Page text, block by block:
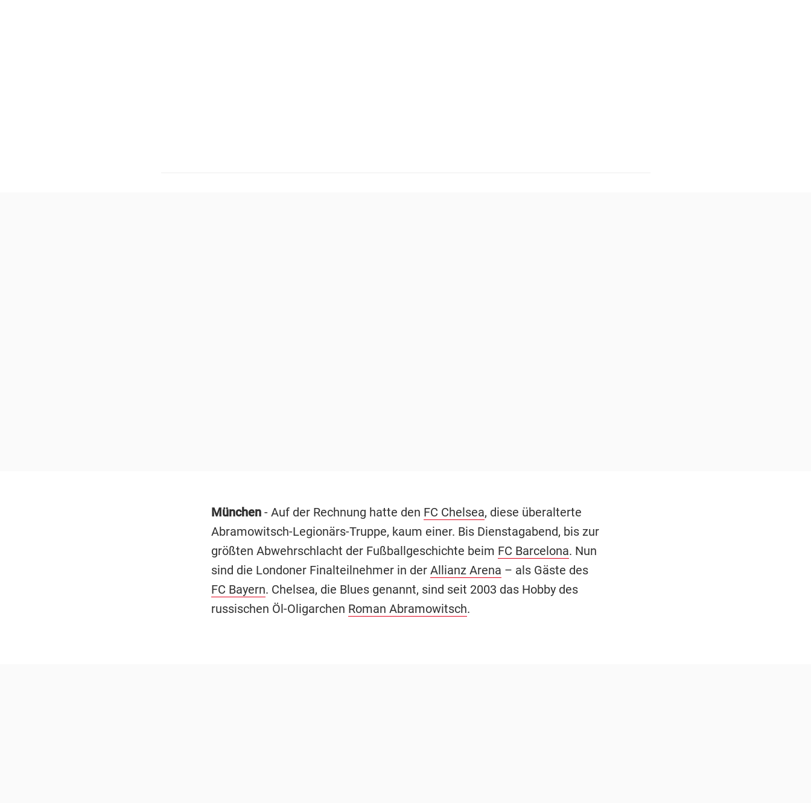
München- Auf der Rechnung hatte den FC Chelsea, diese überalterte
Abramowitsch-Legionärs-Truppe, kaum einer. Bis Dienstagabend, bis zur
größten Abwehrschlacht der Fußballgeschichte beim FC Barcelona. Nun
sind die Londoner Finalteilnehmer in der Allianz Arena – als Gäste des
FC Bayern. Chelsea, die Blues genannt, sind seit 2003 das Hobby des
russischen Öl-Oligarchen Roman Abramowitsch.